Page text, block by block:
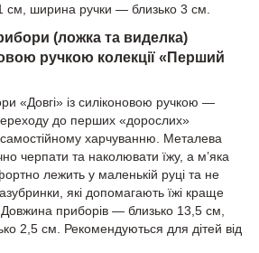
см, ширина ручки — близько 3 см.
(ложка та виделка)
ручкою колекції «Перший
«Довгі» із силіконовою ручкою —
до перших «дорослих»
харчуванню. Металева
черпати та наколювати їжу, а м’яка
лежить у маленькій руці та не
які допомагають їжі краще
Довжина приборів — близько 13,5 см,
2,5 см. Рекомендуються для дітей від